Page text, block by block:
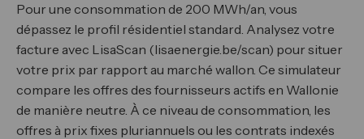
Pour une consommation de 200 MWh/an, vous
dépassez le profil résidentiel standard. Analysez votre
facture avec LisaScan (lisaenergie.be/scan) pour situer
votre prix par rapport au marché wallon. Ce simulateur
compare les offres des fournisseurs actifs en Wallonie
de manière neutre. À ce niveau de consommation, les
offres à prix fixes pluriannuels ou les contrats indexés